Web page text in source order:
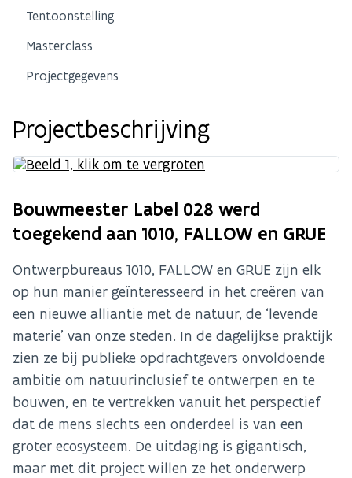
Tentoonstelling
Masterclass
Projectgegevens
Projectbeschrijving
Bouwmeester Label 028 werd
toegekend aan 1010, FALLOW en GRUE
Ontwerpbureaus 1010, FALLOW en GRUE zijn elk
op hun manier geïnteresseerd in het creëren van
een nieuwe alliantie met de natuur, de ‘levende
materie’ van onze steden. In de dagelijkse praktijk
zien ze bij publieke opdrachtgevers onvoldoende
ambitie om natuurinclusief te ontwerpen en te
bouwen, en te vertrekken vanuit het perspectief
dat de mens slechts een onderdeel is van een
groter ecosysteem. De uitdaging is gigantisch,
maar met dit project willen ze het onderwerp